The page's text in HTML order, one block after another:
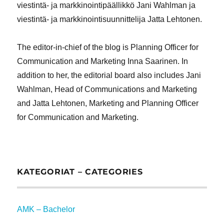
viestintä- ja markkinointipäällikkö Jani Wahlman ja
viestintä- ja markkinointisuunnittelija Jatta Lehtonen.
The editor-in-chief of the blog is Planning Officer for
Communication and Marketing Inna Saarinen. In
addition to her, the editorial board also includes Jani
Wahlman, Head of Communications and Marketing
and Jatta Lehtonen, Marketing and Planning Officer
for Communication and Marketing.
KATEGORIAT – CATEGORIES
AMK – Bachelor